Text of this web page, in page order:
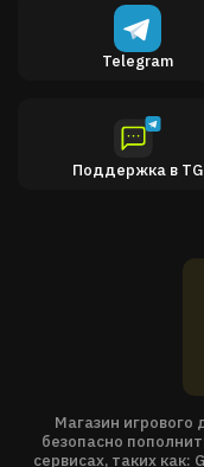
Стройте, улучшайте,
создавая не только
улучшать свои
Магазин игрового
безопасно
сервисах, таких как:
Telegram
Поддержка в TG